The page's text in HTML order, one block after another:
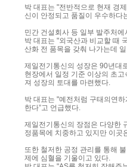
박 대표는 "전반적으로 현재 경
신이 안정되고 품질이 우수하다
민간 건설회사 등 일부 발주처
박 대표는 "외국산과 비교할 때
산화 전 품목을 갖춰 나가는데
제일전기통신의 성장은 90년대
현장에서 일정 기준 이상의 초
져 성장의 토대를 마련했다.
박 대표는 "예전처럼 구태의연
한다”고 언급했다.
제일전기통신의 장점은 다양한
정품목에 치중하고 있지만 이곳
또한 철저한 공정 관리를 통해
제에 심혈을 기울이고 있다.